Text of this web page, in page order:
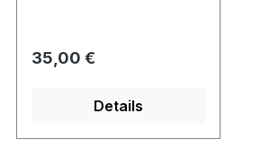
nachrüstbar!
Regulärer Preis:
35,00 €
Details